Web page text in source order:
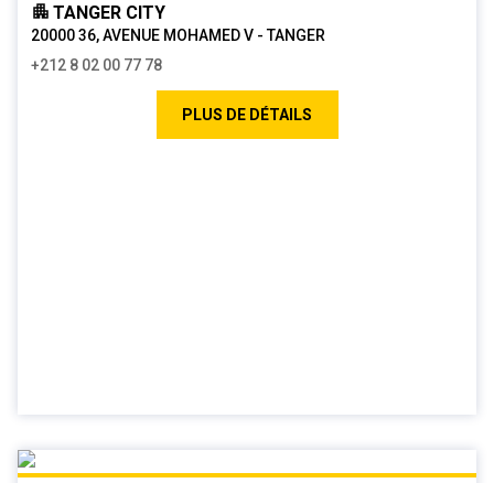
TANGER CITY
20000 36, AVENUE MOHAMED V - TANGER
+212 8 02 00 77 78
PLUS DE DÉTAILS